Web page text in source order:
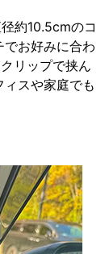
約10.5cmのコ
でお好みに合わ
リップで挟ん
スや家庭でも